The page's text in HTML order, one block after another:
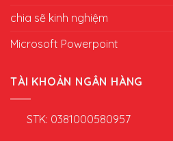
chia sẽ kinh nghiệm
Microsoft Powerpoint
TÀI KHOẢN NGÂN HÀNG
STK: 0381000580957